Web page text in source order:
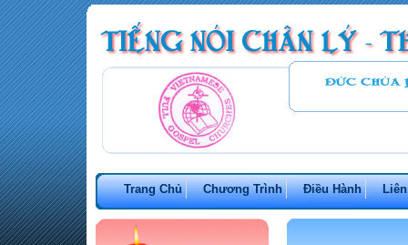
Trang Chủ Chương Trình Điều Hành